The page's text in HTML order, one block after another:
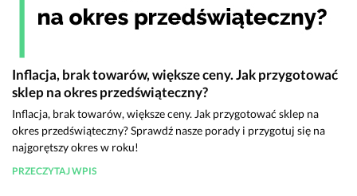
Inflacja, brak towarów, większe ceny. Jak przygotować
sklep na okres przedświąteczny?
Inflacja, brak towarów, większe ceny. Jak przygotować sklep na
okres przedświąteczny? Sprawdź nasze porady i przygotuj się na
najgorętszy okres w roku!
PRZECZYTAJ WPIS